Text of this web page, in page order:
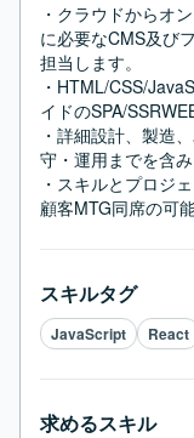
・クラウドからオ
に必要なCMS及び
担当します。
・HTML/CSS/
イドのSPA/
・詳細設計、製造
守・運用までを含み
・スキルとプロジ
顧客MTG同席の可
スキルタグ
JavaScript React
求めるスキル